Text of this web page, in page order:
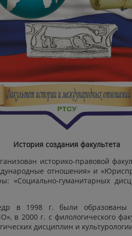
История создания факультета
историко-правовой
отношения» и
гуманитарных
в 1998 г. были образованы
в 2000 г. с филологического
дисциплин и